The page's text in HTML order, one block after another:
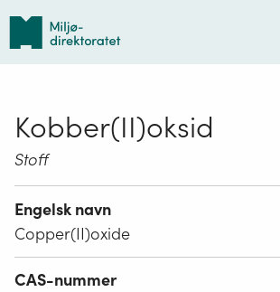
Tilbake
forsiden
Kobber(II)oksid
Stoff
Engelsk navn
Copper(II)oxide
CAS-nummer